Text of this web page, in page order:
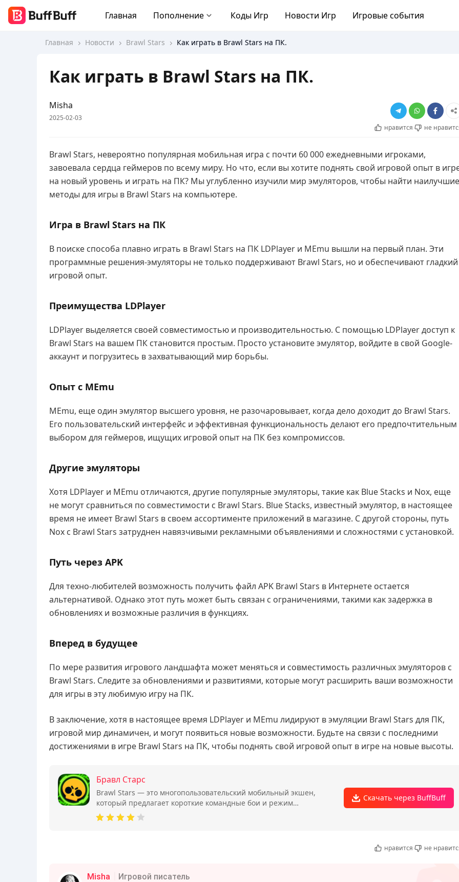
Главная Пополнение Коды Игр Новости Игр Игровые события
Главная Новости Brawl Stars Как играть в Brawl Stars на ПК.
Как играть в Brawl Stars на ПК.
Misha
2025-02-03
нравится
не
Brawl Stars, невероятно популярная мобильная игра с почти 60 000 ежедневными игроками,
завоевала сердца геймеров по всему миру. Но что, если вы хотите поднять свой игровой опыт в
на новый уровень и играть на ПК? Мы углубленно изучили мир эмуляторов, чтобы найти наилучшие
методы для игры в Brawl Stars на компьютере.
Игра в Brawl Stars на ПК
В поиске способа плавно играть в Brawl Stars на ПК LDPlayer и MEmu вышли на первый план. Эти
программные решения-эмуляторы не только поддерживают Brawl Stars, но и обеспечивают гладкий
игровой опыт.
Преимущества LDPlayer
LDPlayer выделяется своей совместимостью и производительностью. С помощью LDPlayer доступ к
Brawl Stars на вашем ПК становится простым. Просто установите эмулятор, войдите в свой Google-
аккаунт и погрузитесь в захватывающий мир борьбы.
Опыт с MEmu
MEmu, еще один эмулятор высшего уровня, не разочаровывает, когда дело доходит до Brawl Stars.
Его пользовательский интерфейс и эффективная функциональность делают его предпочтительным
выбором для геймеров, ищущих игровой опыт на ПК без компромиссов.
Другие эмуляторы
Хотя LDPlayer и MEmu отличаются, другие популярные эмуляторы, такие как Blue Stacks и Nox, еще
не могут сравниться по совместимости с Brawl Stars. Blue Stacks, известный эмулятор, в настоящее
время не имеет Brawl Stars в своем ассортименте приложений в магазине. С другой стороны, путь
Nox с Brawl Stars затруднен навязчивыми рекламными объявлениями и сложностями с установкой.
Путь через APK
Для техно-любителей возможность получить файл APK Brawl Stars в Интернете остается
альтернативой. Однако этот путь может быть связан с ограничениями, такими как задержка в
обновлениях и возможные различия в функциях.
Вперед в будущее
По мере развития игрового ландшафта может меняться и совместимость различных эмуляторов с
Brawl Stars. Следите за обновлениями и развитиями, которые могут расширить ваши возможности
для игры в эту любимую игру на ПК.
В заключение, хотя в настоящее время LDPlayer и MEmu лидируют в эмуляции Brawl Stars для ПК,
игровой мир динамичен, и могут появиться новые возможности. Будьте на связи с последними
достижениями в игре Brawl Stars на ПК, чтобы поднять свой игровой опыт в игре на новые высоты.
Бравл Старс
Brawl Stars — это многопользовательский мобильный экшен,
который предлагает короткие командные бои и режим
королевской битвы.
Скачать через BuffBuff
нравится не
Misha Игровой писатель